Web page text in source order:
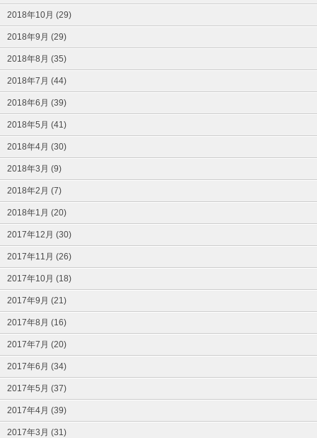
2018年10月 (29)
2018年9月 (29)
2018年8月 (35)
2018年7月 (44)
2018年6月 (39)
2018年5月 (41)
2018年4月 (30)
2018年3月 (9)
2018年2月 (7)
2018年1月 (20)
2017年12月 (30)
2017年11月 (26)
2017年10月 (18)
2017年9月 (21)
2017年8月 (16)
2017年7月 (20)
2017年6月 (34)
2017年5月 (37)
2017年4月 (39)
2017年3月 (31)